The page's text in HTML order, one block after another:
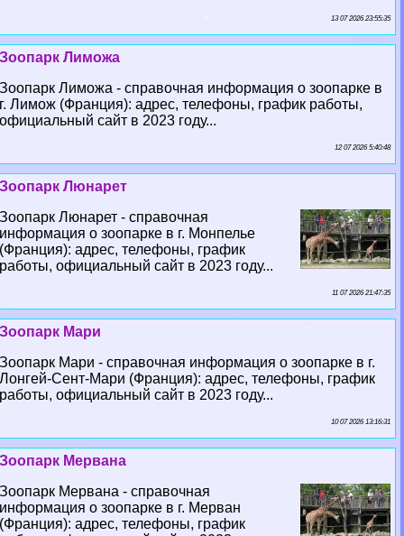
13 07 2026 23:55:35
Зоопарк Лиможа
Зоопарк Лиможа - справочная информация о зоопарке в
г. Лимож (Франция): адрес, телефоны, график работы,
официальный сайт в 2023 году...
12 07 2026 5:40:48
Зоопарк Люнарет
Зоопарк Люнарет - справочная
информация о зоопарке в г. Монпелье
(Франция): адрес, телефоны, график
работы, официальный сайт в 2023 году...
11 07 2026 21:47:35
Зоопарк Мари
Зоопарк Мари - справочная информация о зоопарке в г.
Лонгeй-Сент-Мари (Франция): адрес, телефоны, график
работы, официальный сайт в 2023 году...
10 07 2026 13:16:31
Зоопарк Мервана
Зоопарк Мервана - справочная
информация о зоопарке в г. Мерван
(Франция): адрес, телефоны, график